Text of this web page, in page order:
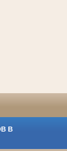
В